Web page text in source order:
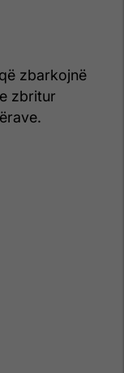
zbarkojnë
zbritur